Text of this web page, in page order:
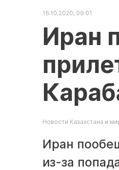
16.10.2020, 09:01
Иран
Новости Казахстана и
Иран
из-за